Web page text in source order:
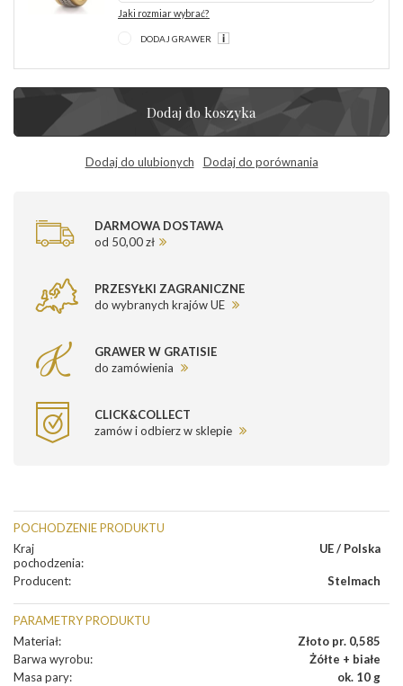
Jaki rozmiar wybrać?
DODAJ GRAWER
Dodaj do koszyka
Dodaj do ulubionych Dodaj do porównania
DARMOWA DOSTAWA
od 50,00 zł
PRZESYŁKI ZAGRANICZNE
do wybranych krajów UE
GRAWER W GRATISIE
do zamówienia
CLICK&COLLECT
zamów i odbierz w sklepie
POCHODZENIE PRODUKTU
Kraj
pochodzenia:
UE / Polska
Producent: Stelmach
PARAMETRY PRODUKTU
Materiał:
Złoto pr. 0,585
Barwa wyrobu:
Żółte + białe
Masa pary:
ok. 10 g